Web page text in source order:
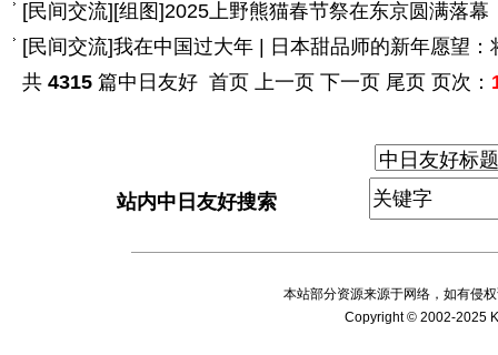
[民间交流] [组图]2025上野熊猫春节祭在东京圆满落幕
[民间交流]我在中国过大年 | 日本甜品师的新年愿望
共 4315 篇中日友好 首页 上一页 下一页 尾页 页次：
站内中日友好搜索